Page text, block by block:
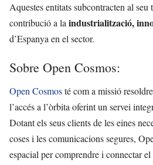
Aquestes entitats subcontracten al seu
contribució a laindustrialització,
d’Espanya en el sector.
Sobre Open Cosmos:
Open Cosmosté com a missió
l’accés a l’òrbita oferint un servei
Dotant els seus clients de les eines
coses i les comunicacions segures,
espacial per comprendre i connectar